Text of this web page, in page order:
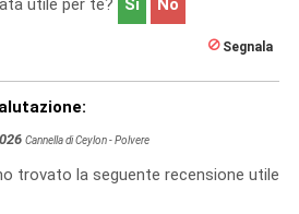
utile per te? Sì No
Segnala
Cannella di Ceylon - Polvere
trovato la seguente recensione utile